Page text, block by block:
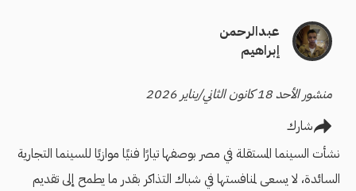
عبدالرحمن
إبراهيم
منشور الأحد 18 كانون الثاني/يناير 2026
شارك
نشأت السينما المستقلة في مصر بوصفها تيارًا فنيًا موازيًا للسينما التجارية
السائدة، لا يسعى لمنافستها في شباك التذاكر بقدر ما يطمح إلى تقديم